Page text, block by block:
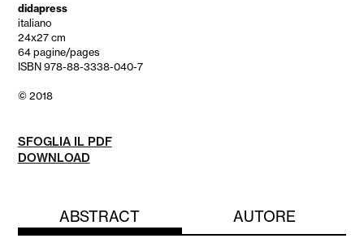
didapress
italiano
24x27 cm
64 pagine/pages
ISBN 978-88-3338-040-7
© 2018
SFOGLIA IL PDF
DOWNLOAD
ABSTRACT AUTORE